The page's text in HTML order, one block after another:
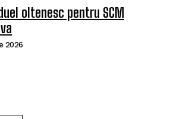
oltenesc pentru SCM
2026